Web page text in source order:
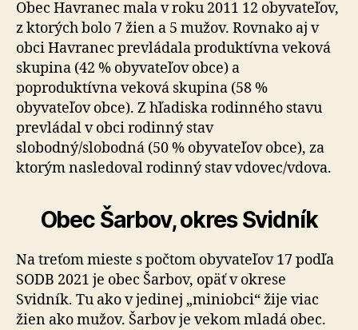
Obec Havranec mala v roku 2011 12 obyvateľov,
z ktorých bolo 7 žien a 5 mužov. Rovnako aj v
obci Havranec prevládala produktívna veková
skupina (42 % obyvateľov obce) a
poproduktívna veková skupina (58 %
obyvateľov obce). Z hľadiska rodinného stavu
prevládal v obci rodinný stav
slobodný/slobodná (50 % obyvateľov obce), za
ktorým nasledoval rodinný stav vdovec/vdova.
Obec Šarbov, okres Svidník
Na treťom mieste s počtom obyvateľov 17 podľa
SODB 2021 je obec Šarbov, opäť v okrese
Svidník. Tu ako v jedinej „miniobci“ žije viac
žien ako mužov. Šarbov je vekom mladá obec.